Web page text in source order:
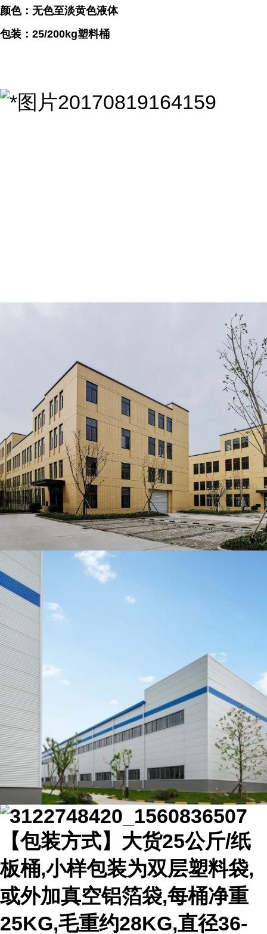
颜色：无色至淡黄色液体
包装：25/200kg塑料桶
【包装方式】大货25公斤/纸
板桶,小样包装为双层塑料袋,
或外加真空铝箔袋,每桶净重
25KG,毛重约28KG,直径36-